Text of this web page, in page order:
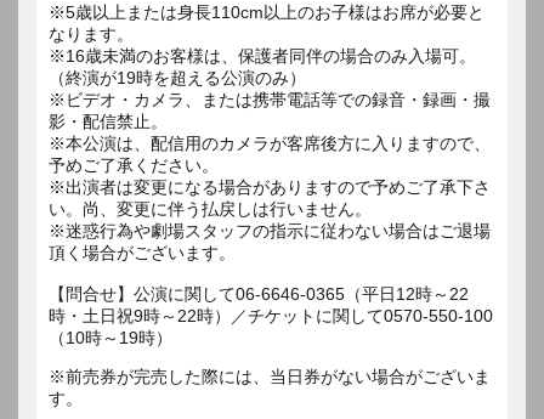
※5歳以上または身長110cm以上のお子様はお席が必要と
なります。
※16歳未満のお客様は、保護者同伴の場合のみ入場可。
（終演が19時を超える公演のみ）
※ビデオ・カメラ、または携帯電話等での録音・録画・撮
影・配信禁止。
※本公演は、配信用のカメラが客席後方に入りますので、
予めご了承ください。
※出演者は変更になる場合がありますので予めご了承下さ
い。尚、変更に伴う払戻しは行いません。
※迷惑行為や劇場スタッフの指示に従わない場合はご退場
頂く場合がございます。
【問合せ】公演に関して06-6646-0365（平日12時～22
時・土日祝9時～22時）／チケットに関して0570-550-100
※前売券が完売した際には、当日券がない場合がございま
す。